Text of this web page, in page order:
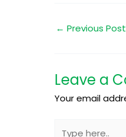
← Previous Post
Leave a
Your email